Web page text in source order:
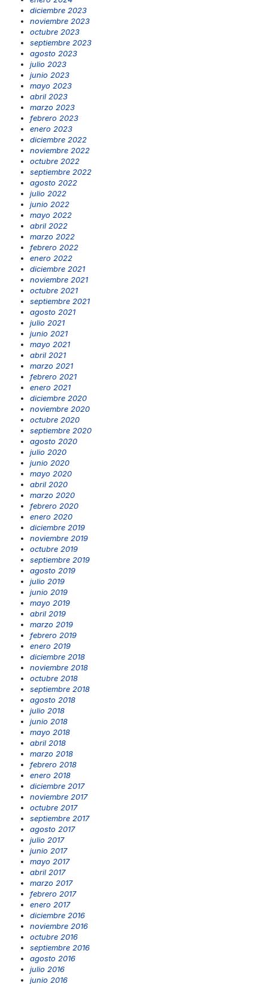
diciembre 2023
noviembre 2023
octubre 2023
septiembre 2023
agosto 2023
julio 2023
junio 2023
mayo 2023
abril 2023
marzo 2023
febrero 2023
enero 2023
diciembre 2022
noviembre 2022
octubre 2022
septiembre 2022
agosto 2022
julio 2022
junio 2022
mayo 2022
abril 2022
marzo 2022
febrero 2022
enero 2022
diciembre 2021
noviembre 2021
octubre 2021
septiembre 2021
agosto 2021
julio 2021
junio 2021
mayo 2021
abril 2021
marzo 2021
febrero 2021
enero 2021
diciembre 2020
noviembre 2020
octubre 2020
septiembre 2020
agosto 2020
julio 2020
junio 2020
mayo 2020
abril 2020
marzo 2020
febrero 2020
enero 2020
diciembre 2019
noviembre 2019
octubre 2019
septiembre 2019
agosto 2019
julio 2019
junio 2019
mayo 2019
abril 2019
marzo 2019
febrero 2019
enero 2019
diciembre 2018
noviembre 2018
octubre 2018
septiembre 2018
agosto 2018
julio 2018
junio 2018
mayo 2018
abril 2018
marzo 2018
febrero 2018
enero 2018
diciembre 2017
noviembre 2017
octubre 2017
septiembre 2017
agosto 2017
julio 2017
junio 2017
mayo 2017
abril 2017
marzo 2017
febrero 2017
enero 2017
diciembre 2016
noviembre 2016
octubre 2016
septiembre 2016
agosto 2016
julio 2016
junio 2016